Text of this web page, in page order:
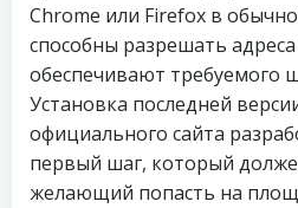
Chrome или Firefox в
способны разрешать
обеспечивают требуемого
Установка последней
официального сайта
первый шаг, который
желающий попасть на